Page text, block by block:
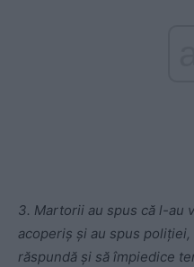
3. Martorii au spus că l-au
acoperiș și au spus
răspundă și să împiedice